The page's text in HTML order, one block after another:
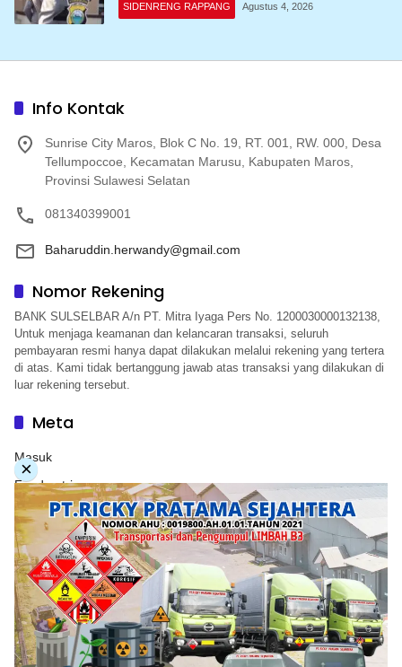
SIDENRENG RAPPANG Agustus 4, 2026
Info Kontak
Sunrise City Maros, Blok C No. 19, RT. 001, RW. 000, Desa
Tellumpoccoe, Kecamatan Marusu, Kabupaten Maros,
Provinsi Sulawesi Selatan
081340399001
Baharuddin.herwandy@gmail.com
Nomor Rekening
BANK SULSELBAR A/n PT. Mitra Iyaga Pers No. 1200030000132138,
Untuk menjaga keamanan dan kelancaran transaksi, seluruh
pembayaran resmi hanya dapat dilakukan melalui rekening yang tertera
di atas. Kami tidak bertanggung jawab atas transaksi yang dilakukan di
luar rekening tersebut.
Meta
Masuk
Feed entri
Feed komentar
WordPress.org
×